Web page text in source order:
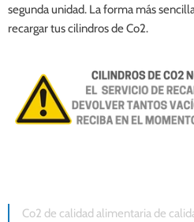
segunda unidad. La forma más
recargar tus cilindros de Co2.
Co2 de calidad alimentaria de